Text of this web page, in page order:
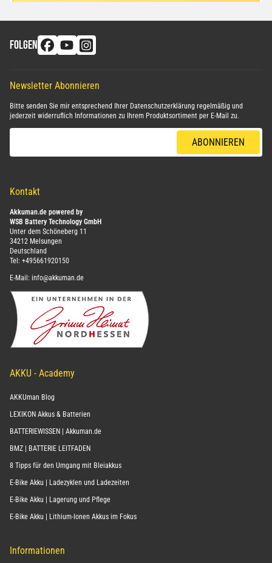
FOLGEN
Newsletter Abonnieren
Bitte senden Sie mir entsprechend Ihrer Datenschutzerklärung regelmäßig und
jederzeit widerruflich Informationen zu Ihrem Produktsortiment per E-Mail zu.
ABONNIEREN
Kontakt
Akkuman.de powered by
WSB Battery Technology GmbH
Unter dem Schöneberg 11
34212 Melsungen
Deutschland
Tel: +495661920150
E-Mail: info@akkuman.de
AKKU - Academy
AKKUman Blog
LEXIKON Akkus & Batterien
BATTERIEWISSEN | Akkuman.de
BMZ | BATTERIE LEITFADEN
8 Tipps für den Umgang mit Bleiakkus
E-Bike Akku | Ladezyklen und Ladezeiten
E-Bike Akku | Lagerung und Pflege
E-Bike Akku | Lithium-Ionen Akkus im Fokus
Informationen